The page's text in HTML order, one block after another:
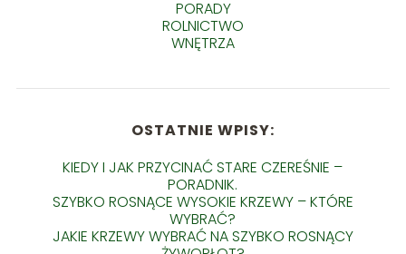
PORADY
ROLNICTWO
WNĘTRZA
OSTATNIE WPISY:
KIEDY I JAK PRZYCINAĆ STARE CZEREŚNIE –
PORADNIK.
SZYBKO ROSNĄCE WYSOKIE KRZEWY – KTÓRE
WYBRAĆ?
JAKIE KRZEWY WYBRAĆ NA SZYBKO ROSNĄCY